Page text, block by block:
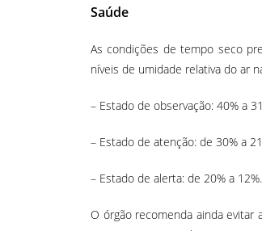
Saúde
As condições de tempo seco
níveis de umidade relativa do ar
– Estado de observação: 40% a
– Estado de atenção: de 30% a
– Estado de alerta: de 20% a 12%.
O órgão recomenda ainda evitar